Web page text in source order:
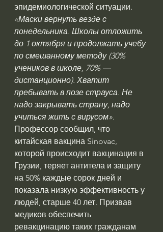
эпидемиологической ситуации.
«Маски вернуть везде с
понедельника. Школы отложить
до 1 октября и продолжать учебу
по смешанному методу (30%
учеников в школе, 70% —
дистанционно). Хватит
пребывать в позе страуса. Не
надо закрывать страну, надо
учиться жить с вирусом».
Профессор сообщил, что
китайская вакцина Sinovac,
которой происходит вакцинация в
Грузии, теряет антитела и защиту
на 50% каждые сорок дней и
показала низкую эффективность у
людей, старше 40 лет. Призвав
медиков обеспечить
ревакцинацию таких гражданам